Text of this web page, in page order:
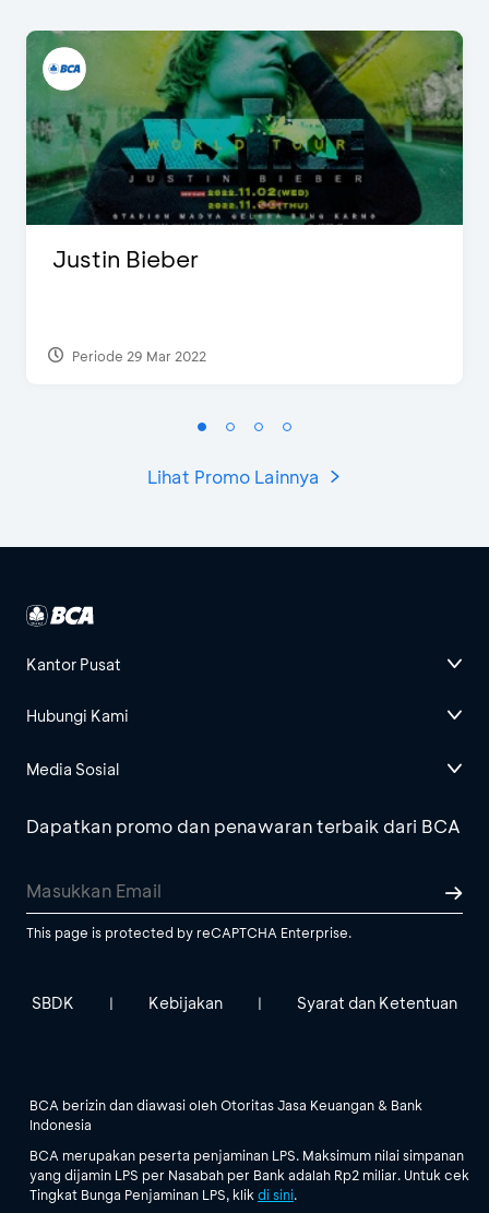
Justin Bieber
Periode 29 Mar 2022
Lihat Promo Lainnya
Kantor Pusat
Hubungi Kami
Media Sosial
Dapatkan promo dan penawaran terbaik dari BCA
This page is protected by reCAPTCHA Enterprise.
SBDK | Kebijakan | Syarat dan Ketentuan
BCA berizin dan diawasi oleh Otoritas Jasa Keuangan & Bank
Indonesia
BCA merupakan peserta penjaminan LPS. Maksimum nilai simpanan
yang dijamin LPS per Nasabah per Bank adalah Rp2 miliar. Untuk cek
Tingkat Bunga Penjaminan LPS, klik di sini.